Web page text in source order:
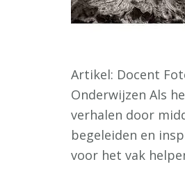
Artikel: Docent
Onderwijzen Als
verhalen door
begeleiden en
voor het vak